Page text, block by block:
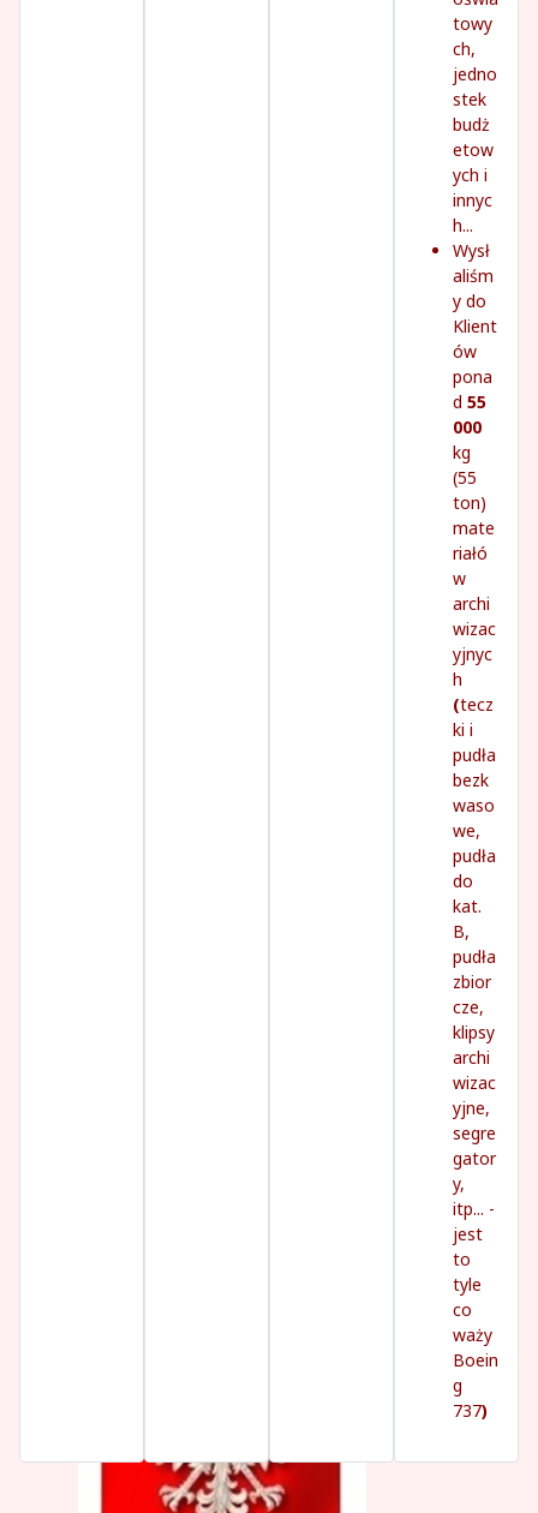
towy
ch,
jedno
stek
budż
etow
ych i
innyc
h...
Wysł
aliśm
y do
Klient
ów
pona
d 55
000
kg
(55
ton)
mate
riałó
w
archi
wizac
yjnyc
h
(tecz
ki i
pudła
bezk
waso
we,
pudła
do
kat.
B,
pudła
zbior
cze,
klipsy
archi
wizac
yjne,
segre
gator
y,
itp... -
jest
to
tyle
co
waży
Boein
g
737)